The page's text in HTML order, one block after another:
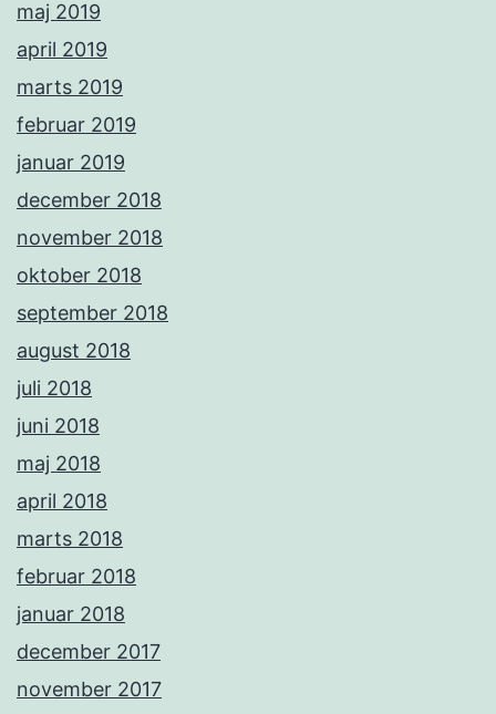
maj 2019
april 2019
marts 2019
februar 2019
januar 2019
december 2018
november 2018
oktober 2018
september 2018
august 2018
juli 2018
juni 2018
maj 2018
april 2018
marts 2018
februar 2018
januar 2018
december 2017
november 2017